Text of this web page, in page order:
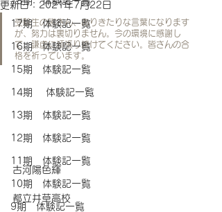
17期 体験記一覧
16期 体験記一覧
15期 体験記一覧
14期 体験記一覧
13期 体験記一覧
12期 体験記一覧
11期 体験記一覧
10期 体験記一覧
9期 体験記一覧
更新日： 2021年7月22日
受験生の皆さん、ありきたりな言葉になります
が、努力は裏切りません。今の環境に感謝し
て、謙虚に頑張り続けてください。皆さんの合
格を祈っています。
古河陽色輝
都立井草高校